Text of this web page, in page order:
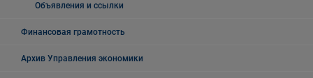
Объявления и ссылки
Финансовая грамотность
Архив Управления экономики